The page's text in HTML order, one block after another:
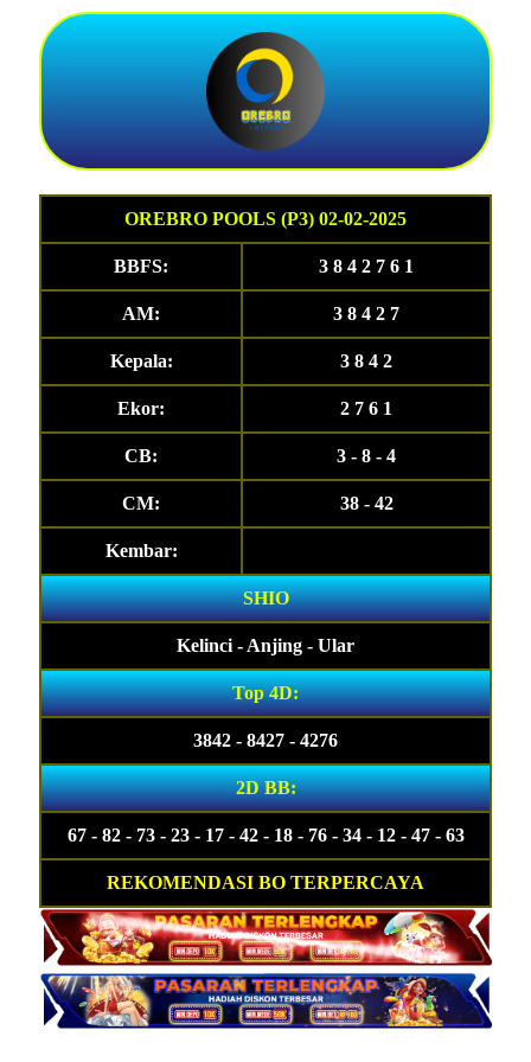
OREBRO POOLS (P3) 02-02-2025
BBFS: 3 8 4 2 7 6 1
AM: 3 8 4 2 7
Kepala: 3 8 4 2
Ekor: 2 7 6 1
CB: 3 - 8 - 4
CM: 38 - 42
Kembar:
SHIO
Kelinci - Anjing - Ular
Top 4D:
3842 - 8427 - 4276
2D BB:
67 - 82 - 73 - 23 - 17 - 42 - 18 - 76 - 34 - 12 - 47 - 63
REKOMENDASI BO TERPERCAYA